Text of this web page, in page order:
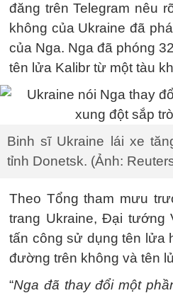
đăng trên Telegram nêu
không của Ukraine đã
của Nga. Nga đã phóng
tên lửa Kalibr từ một tàu
Binh sĩ Ukraine lái xe
tỉnh Donetsk. (Ảnh:
Theo Tổng tham mưu
trang Ukraine, Đại tướng
tấn công sử dụng tên lửa
đường trên không và tên
“Nga đã thay đổi một